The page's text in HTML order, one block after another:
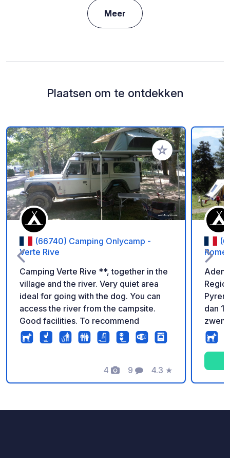
Meer
Plaatsen om te ontdekken
Voeg toe aan je
(66740) Camping Onlycamp -
Verte Rive
Camping Verte Rive **, together in the
village and the river. Very quiet area
ideal for going with the dog. You can
access the river from the campsite.
Good facilities. To recommend
4
Foto's
9
Commentaren
4.3
Beoordeling
★
Adem
dan
Een